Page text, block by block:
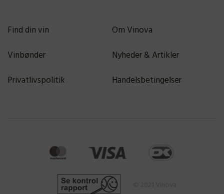
Find din vin
Om Vinova
Vinbønder
Nyheder & Artikler
Privatlivspolitik
Handelsbetingelser